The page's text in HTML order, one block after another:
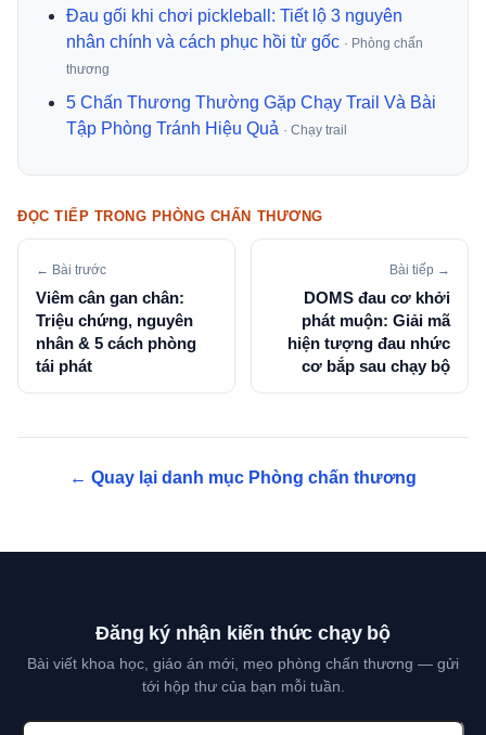
Đau gối khi chơi pickleball: Tiết lộ 3 nguyên
nhân chính và cách phục hồi từ gốc · Phòng chấn
thương
5 Chấn Thương Thường Gặp Chạy Trail Và Bài
Tập Phòng Tránh Hiệu Quả · Chạy trail
ĐỌC TIẾP TRONG PHÒNG CHẤN THƯƠNG
← Bài trước
Viêm cân gan chân:
Triệu chứng, nguyên
nhân & 5 cách phòng
tái phát
Bài tiếp →
DOMS đau cơ khởi
phát muộn: Giải mã
hiện tượng đau nhức
cơ bắp sau chạy bộ
← Quay lại danh mục Phòng chấn thương
Đăng ký nhận kiến thức chạy bộ
Bài viết khoa học, giáo án mới, mẹo phòng chấn thương — gửi
tới hộp thư của bạn mỗi tuần.